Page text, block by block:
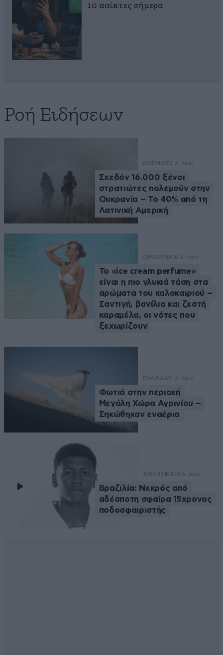
10 παίκτες σήμερα
Ροή Ειδήσεων
ΚΟΣΜΟΣ3 λ. πριν
Σχεδόν 16.000 ξένοι
στρατιώτες πολεμούν στην
Ουκρανία – Το 40% από τη
Λατινική Αμερική
ΟΜΟΡΦΙΑ 10 λ. πριν
Το «ice cream perfume»
είναι η πιο γλυκιά τάση στα
αρώματα του καλοκαιριού –
Σαντιγή, βανίλια και ζεστή
καραμέλα, οι νότες που
ξεχωρίζουν
ΕΛΛΑΔΑ 11 λ. πριν
Φωτιά στην περιοχή
Μεγάλη Χώρα Αγρινίου –
Σηκώθηκαν εναέρια
ΑΘΛΗΤΙΚΑ 19 λ. πριν
Βραζιλία: Νεκρός από
αδέσποτη σφαίρα 15χρονος
ποδοσφαιριστής